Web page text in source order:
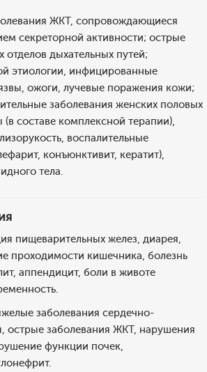
ЖКТ, сопровождающиеся
секреторной активности; острые
отделов дыхательных путей;
этиологии, инфицированные
ожоги, лучевые поражения кожи;
заболевания женских половых
(в составе комплексной терапии),
воспалительные
конъюнктивит, кератит),
тела.
пищеварительных желез, диарея,
проходимости кишечника, болезнь
аппендицит, боли в животе
заболевания сердечно-
острые заболевания ЖКТ, нарушения
функции почек,